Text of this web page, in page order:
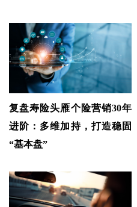
复盘寿险头雁个险营销30年
进阶：多维加持，打造稳固
“基本盘”